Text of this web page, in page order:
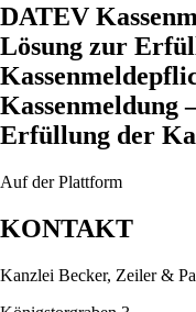
DATEV
Lösung zur
Kassenmeldung
Erfüllung der
Auf der Plattform
KONTAKT
Kanzlei Becker, Zeiler &